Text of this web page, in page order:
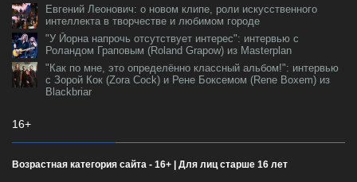
Евгений Леонович: о новом клипе, роли искусственного
интеллекта в творчестве и любимом городе
"У Йорна напрочь отсутствует интерес": интервью с
Роландом Граповым (Roland Grapow) из Masterplan
"Как по мне, это определённо классный альбом!": интервью
с Зорой Кок (Zora Cock) и Рене Боксемом (Rene Boxem) из
Blackbriar
16+
Возрастная категория сайта - 16+ | Для лиц старше 16 лет